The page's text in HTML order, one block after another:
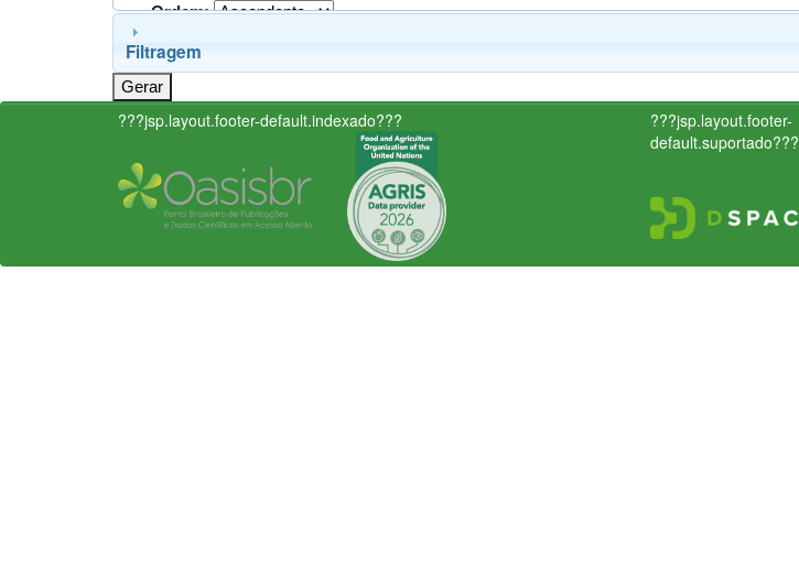
Ordem:
Filtragem
???jsp.layout.footer-default.indexado???
???jsp.layout.footer-
default.suportado???